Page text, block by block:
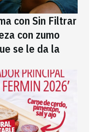
con Sin Filtrar
con zumo
se le da la